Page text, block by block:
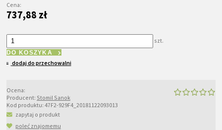
Cena:
737,88 zł
szt.
DO KOSZYKA
dodaj do przechowalni
Ocena:
Producent: Stomil Sanok
Kod produktu: 47F2-929F4_20181122093013
zapytaj o produkt
poleć znajomemu